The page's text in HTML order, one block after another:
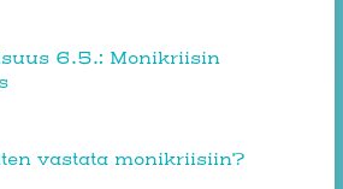
6.5.: Monikriisin
vastata monikriisiin?